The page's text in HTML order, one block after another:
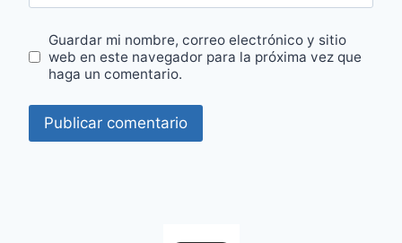
Guardar mi nombre, correo electrónico y sitio
web en este navegador para la próxima vez que
haga un comentario.